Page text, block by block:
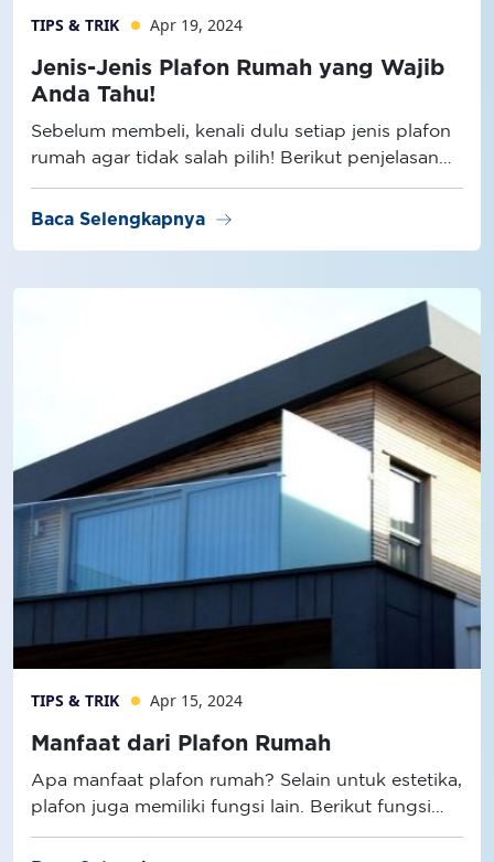
TIPS & TRIK Apr 19, 2024
Jenis-Jenis Plafon Rumah yang Wajib
Anda Tahu!
Sebelum membeli, kenali dulu setiap jenis plafon
rumah agar tidak salah pilih! Berikut penjelasan
selengkapnya.
Baca Selengkapnya arrow_right_alt
TIPS & TRIK Apr 15, 2024
Manfaat dari Plafon Rumah
Apa manfaat plafon rumah? Selain untuk estetika,
plafon juga memiliki fungsi lain. Berikut fungsi
plafon selengkapnya!